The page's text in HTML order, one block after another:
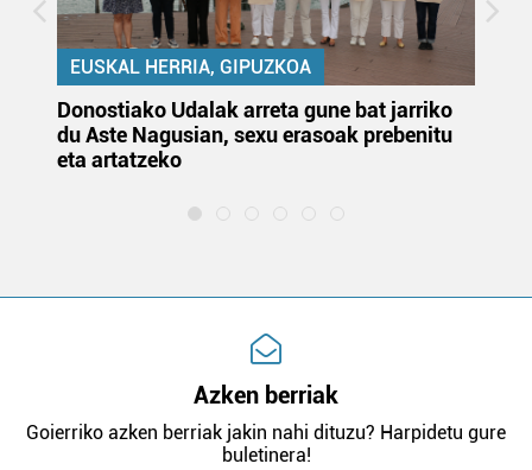
EUSKAL HERRIA, GIPUZKOA
Donostiako Udalak arreta gune bat jarriko
du Aste Nagusian, sexu erasoak prebenitu
eta artatzeko
Azken berriak
Goierriko azken berriak jakin nahi dituzu? Harpidetu gure
buletinera!